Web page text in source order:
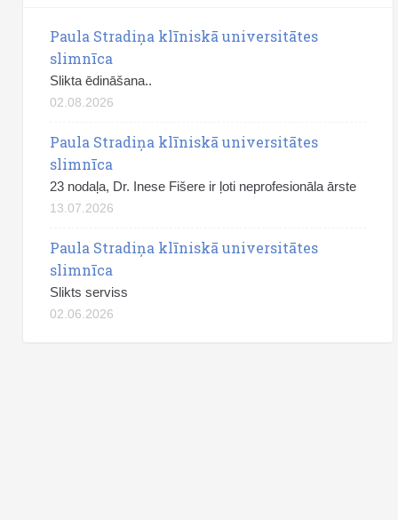
Paula Stradiņa klīniskā universitātes
slimnīca
Slikta ēdināšana..
02.08.2026
Paula Stradiņa klīniskā universitātes
slimnīca
23 nodaļa, Dr. Inese Fišere ir ļoti neprofesionāla ārste
13.07.2026
Paula Stradiņa klīniskā universitātes
slimnīca
Slikts serviss
02.06.2026